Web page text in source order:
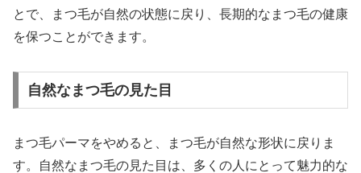
とで、まつ毛が自然の状態に戻り、長期的なまつ毛の健康
を保つことができます。
自然なまつ毛の見た目
まつ毛パーマをやめると、まつ毛が自然な形状に戻りま
す。自然なまつ毛の見た目は、多くの人にとって魅力的な